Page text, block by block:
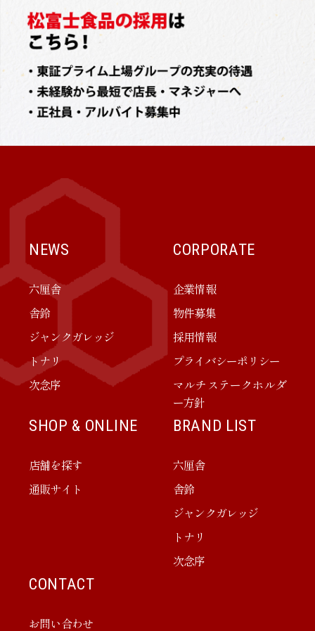
NEWS
六厘舎
舎鈴
ジャンクガレッジ
トナリ
次念序
CORPORATE
企業情報
物件募集
採用情報
プライバシーポリシー
マルチステークホルダ
ー方針
SHOP & ONLINE
店舗を探す
通販サイト
BRAND LIST
六厘舎
舎鈴
ジャンクガレッジ
トナリ
次念序
CONTACT
お問い合わせ